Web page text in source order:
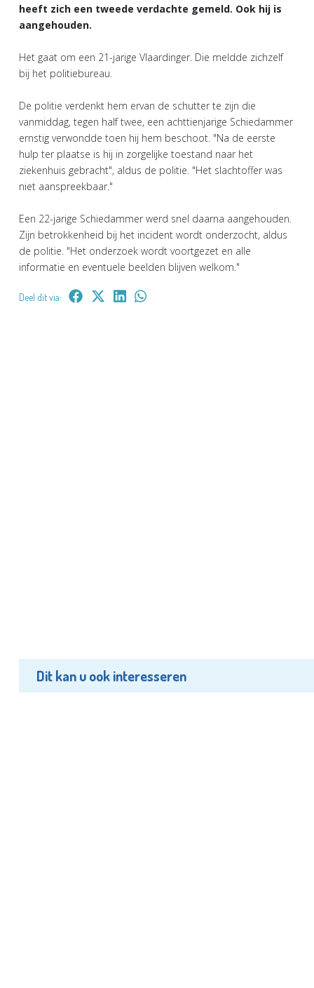
heeft zich een tweede verdachte gemeld. Ook hij is
aangehouden.
Het gaat om een 21-jarige Vlaardinger. Die meldde zichzelf
bij het politiebureau.
De politie verdenkt hem ervan de schutter te zijn die
vanmiddag, tegen half twee, een achttienjarige Schiedammer
ernstig verwondde toen hij hem beschoot. "Na de eerste
hulp ter plaatse is hij in zorgelijke toestand naar het
ziekenhuis gebracht", aldus de politie. "Het slachtoffer was
niet aanspreekbaar."
Een 22-jarige Schiedammer werd snel daarna aangehouden.
Zijn betrokkenheid bij het incident wordt onderzocht, aldus
de politie. "Het onderzoek wordt voortgezet en alle
informatie en eventuele beelden blijven welkom."
Deel dit via:
Dit kan u ook interesseren